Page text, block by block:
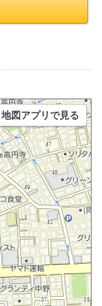
地図アプリで見る